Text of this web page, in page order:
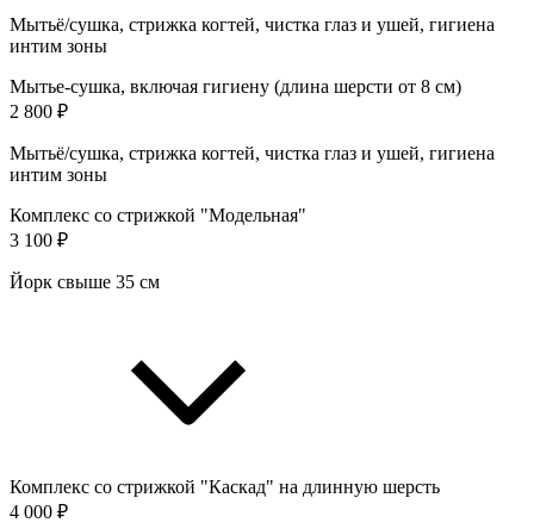
Мытьё/сушка, стрижка когтей, чистка глаз и ушей, гигиена
интим зоны
Мытье-сушка, включая гигиену (длина шерсти от 8 см)
2 800 ₽
Мытьё/сушка, стрижка когтей, чистка глаз и ушей, гигиена
интим зоны
Комплекс со стрижкой "Модельная"
3 100 ₽
Йорк свыше 35 см
Комплекс со стрижкой "Каскад" на длинную шерсть
4 000 ₽